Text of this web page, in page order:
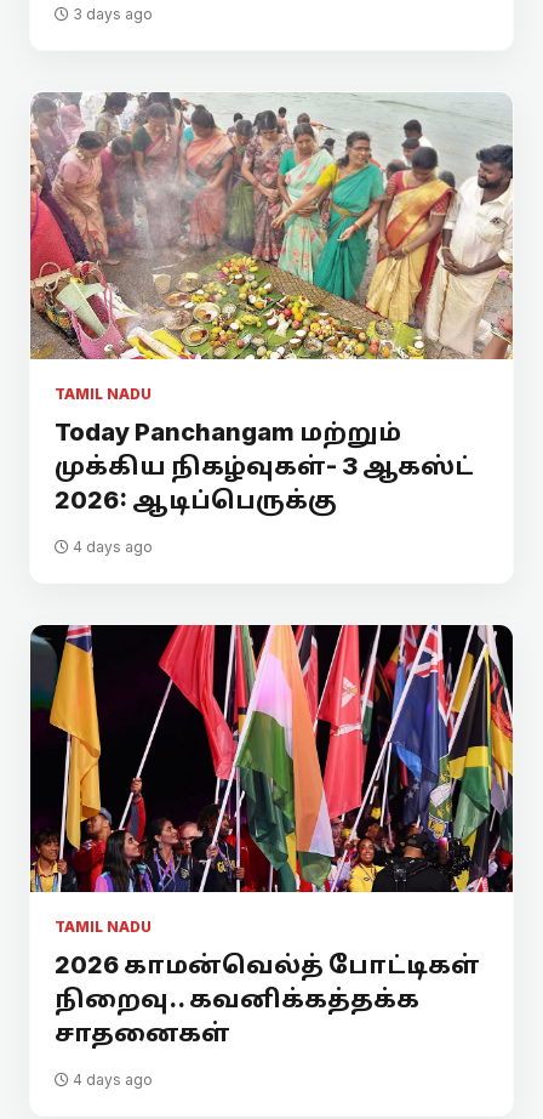
3 days ago
TAMIL NADU
Today Panchangam மற்றும்
முக்கிய நிகழ்வுகள்- 3 ஆகஸ்ட்
2026: ஆடிப்பெருக்கு
4 days ago
TAMIL NADU
2026 காமன்வெல்த் போட்டிகள்
நிறைவு.. கவனிக்கத்தக்க
சாதனைகள்
4 days ago